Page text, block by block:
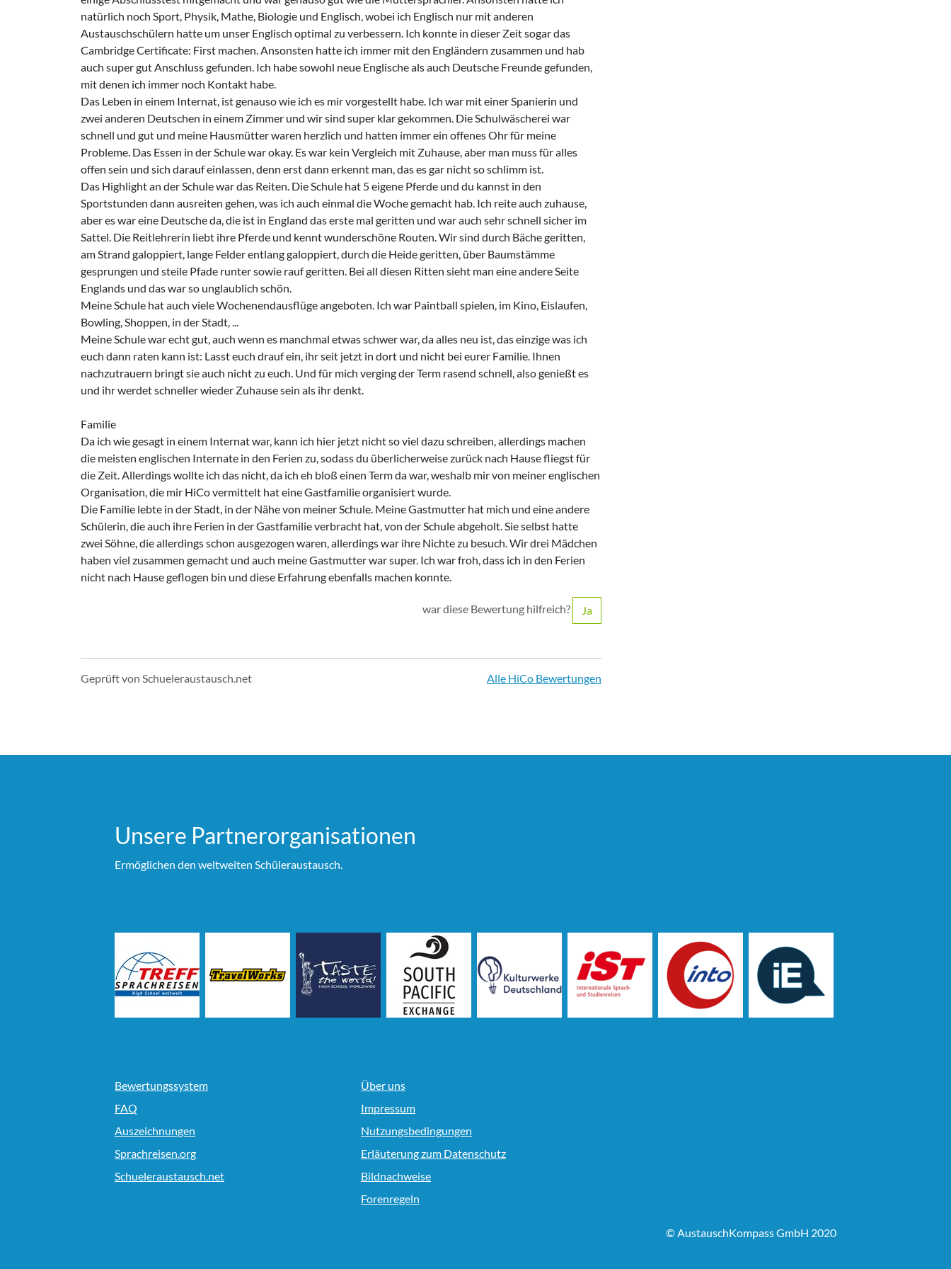
natürlich noch Sport, Physik, Mathe, Biologie und Englisch, wobei ich Englisch nur mit anderen
Austauschschülern hatte um unser Englisch optimal zu verbessern. Ich konnte in dieser Zeit sogar das
Cambridge Certificate: First machen. Ansonsten hatte ich immer mit den Engländern zusammen und hab
auch super gut Anschluss gefunden. Ich habe sowohl neue Englische als auch Deutsche Freunde gefunden,
mit denen ich immer noch Kontakt habe.
Das Leben in einem Internat, ist genauso wie ich es mir vorgestellt habe. Ich war mit einer Spanierin und
zwei anderen Deutschen in einem Zimmer und wir sind super klar gekommen. Die Schulwäscherei war
schnell und gut und meine Hausmütter waren herzlich und hatten immer ein offenes Ohr für meine
Probleme. Das Essen in der Schule war okay. Es war kein Vergleich mit Zuhause, aber man muss für alles
offen sein und sich darauf einlassen, denn erst dann erkennt man, das es gar nicht so schlimm ist.
Das Highlight an der Schule war das Reiten. Die Schule hat 5 eigene Pferde und du kannst in den
Sportstunden dann ausreiten gehen, was ich auch einmal die Woche gemacht hab. Ich reite auch zuhause,
aber es war eine Deutsche da, die ist in England das erste mal geritten und war auch sehr schnell sicher im
Sattel. Die Reitlehrerin liebt ihre Pferde und kennt wunderschöne Routen. Wir sind durch Bäche geritten,
am Strand galoppiert, lange Felder entlang galoppiert, durch die Heide geritten, über Baumstämme
gesprungen und steile Pfade runter sowie rauf geritten. Bei all diesen Ritten sieht man eine andere Seite
Englands und das war so unglaublich schön.
Meine Schule hat auch viele Wochenendausflüge angeboten. Ich war Paintball spielen, im Kino, Eislaufen,
Bowling, Shoppen, in der Stadt, ...
Meine Schule war echt gut, auch wenn es manchmal etwas schwer war, da alles neu ist, das einzige was ich
euch dann raten kann ist: Lasst euch drauf ein, ihr seit jetzt in dort und nicht bei eurer Familie. Ihnen
nachzutrauern bringt sie auch nicht zu euch. Und für mich verging der Term rasend schnell, also genießt es
und ihr werdet schneller wieder Zuhause sein als ihr denkt.
Familie
Da ich wie gesagt in einem Internat war, kann ich hier jetzt nicht so viel dazu schreiben, allerdings machen
die meisten englischen Internate in den Ferien zu, sodass du überlicherweise zurück nach Hause fliegst für
die Zeit. Allerdings wollte ich das nicht, da ich eh bloß einen Term da war, weshalb mir von meiner englischen
Organisation, die mir HiCo vermittelt hat eine Gastfamilie organisiert wurde.
Die Familie lebte in der Stadt, in der Nähe von meiner Schule. Meine Gastmutter hat mich und eine andere
Schülerin, die auch ihre Ferien in der Gastfamilie verbracht hat, von der Schule abgeholt. Sie selbst hatte
zwei Söhne, die allerdings schon ausgezogen waren, allerdings war ihre Nichte zu besuch. Wir drei Mädchen
haben viel zusammen gemacht und auch meine Gastmutter war super. Ich war froh, dass ich in den Ferien
nicht nach Hause geflogen bin und diese Erfahrung ebenfalls machen konnte.
war diese Bewertung hilfreich? Ja
Geprüft von Schueleraustausch.net Alle HiCo Bewertungen
Unsere Partner­organi­sationen
Ermöglichen den weltweiten Schüleraustausch.
Bewertungssystem
FAQ
Auszeichnungen
Sprachreisen.org
Schueleraustausch.net
Über uns
Impressum
Nutzungsbedingungen
Erläuterung zum Datenschutz
Bildnachweise
Forenregeln
© AustauschKompass GmbH 2020